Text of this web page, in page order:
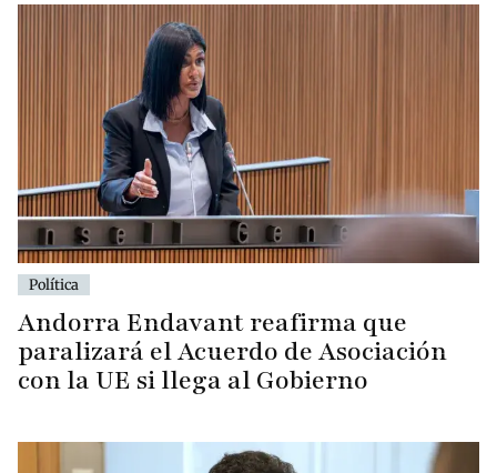
Política
Andorra Endavant reafirma que
paralizará el Acuerdo de Asociación
con la UE si llega al Gobierno